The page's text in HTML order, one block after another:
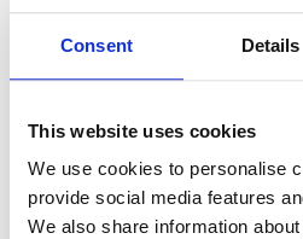
Consent Details
This website uses cookies
We use cookies to personalise
provide social media features
We also share information
Spirituele Crisis en GGZ
Oriëntatieroute opleidingskeuze
Over ons